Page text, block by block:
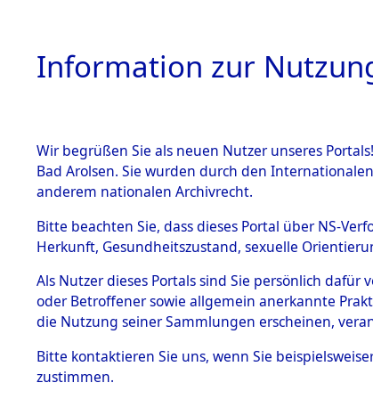
HOME
BESTÄNDE
Inhaftierungsdoku
mente
5. Verschiedenes
Todesmärsche
5.3.1 Alliierte
Information zur
Wir begrüßen Sie als neuen Nutzer unseres
Bad Arolsen. Sie wurden durch den
anderem nationalen Archivrecht.
Bitte beachten Sie, dass dieses Portal über NS-
Herkunft, Gesundheitszustand, sexuelle
Als Nutzer dieses Portals sind Sie persönlich
oder Betroffener sowie allgemein anerkannte
die Nutzung seiner Sammlungen erscheinen,
Bitte kontaktieren Sie uns, wenn Sie
zustimmen.